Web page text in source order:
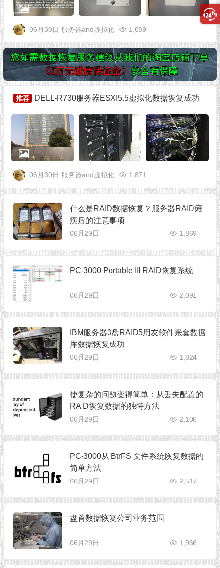
06月30日 服务器and虚拟化 1,689
推荐 DELL-R730服务器ESXI5.5虚拟化数据恢复成功
06月30日 服务器and虚拟化 1,871
什么是RAID数据恢复？服务器RAID瘫
痪后的注意事项
06月29日 1,869
PC-3000 Portable III RAID恢复系统
06月29日 2,091
IBM服务器3盘RAID5用友软件账套数据
库数据恢复成功
06月29日 1,824
使复杂的问题变得简单：从丢失配置的
RAID恢复数据的独特方法
06月29日 2,106
PC-3000从 BtrFS 文件系统恢复数据的
简单方法
06月29日 2,517
盘首数据恢复公司业务范围
06月29日 1,966